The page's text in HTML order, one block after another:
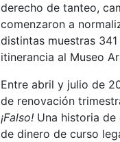
derecho de tanteo,
comenzaron a
distintas muestras
itinerancia al Museo
Entre abril y julio de
de renovación
¡Falso! Una historia
de dinero de curso